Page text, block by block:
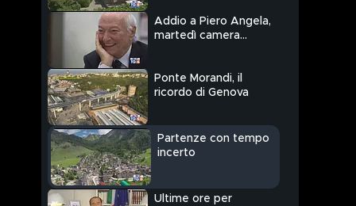
Addio a Piero Angela,
martedì camera
Ponte Morandi, il
ricordo di Genova
Partenze con tempo
incerto
Ultime ore per